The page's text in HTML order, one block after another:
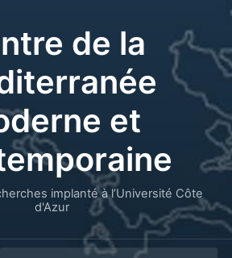
de la
et
implanté à l’Université Côte
d'Azur